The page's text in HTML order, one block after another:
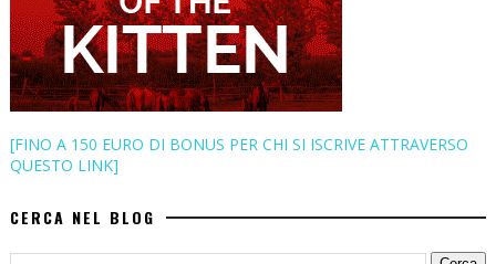
[FINO A 150 EURO DI BONUS PER CHI SI ISCRIVE ATTRAVERSO
QUESTO LINK]
CERCA NEL BLOG